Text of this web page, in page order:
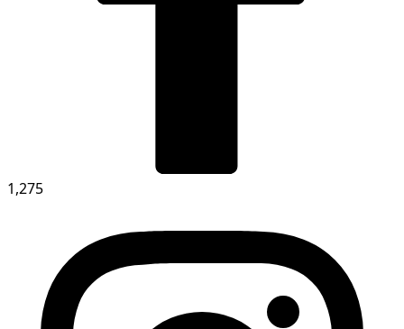
1,275